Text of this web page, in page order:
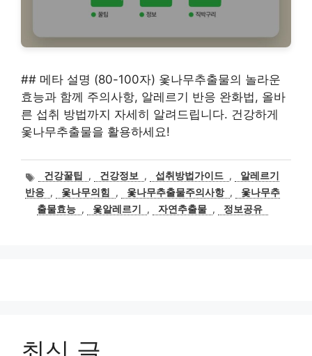
## 메타 설명 (80-100자) 옻나무추출물의 놀라운
효능과 함께 주의사항, 알레르기 반응 완화법, 올바
른 섭취 방법까지 자세히 알려드립니다. 건강하게
옻나무추출물을 활용하세요!
태
그
건강꿀팁 , 건강정보 , 섭취방법가이드 ,
알레르기
반응 , 옻나무의힘 , 옻나무추출물주의사항 ,
옻나무추
출물효능 , 옻알레르기 , 자연추출물 , 정보공유